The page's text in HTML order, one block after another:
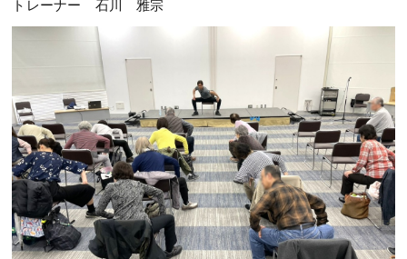
トレーナー 石川 雅宗